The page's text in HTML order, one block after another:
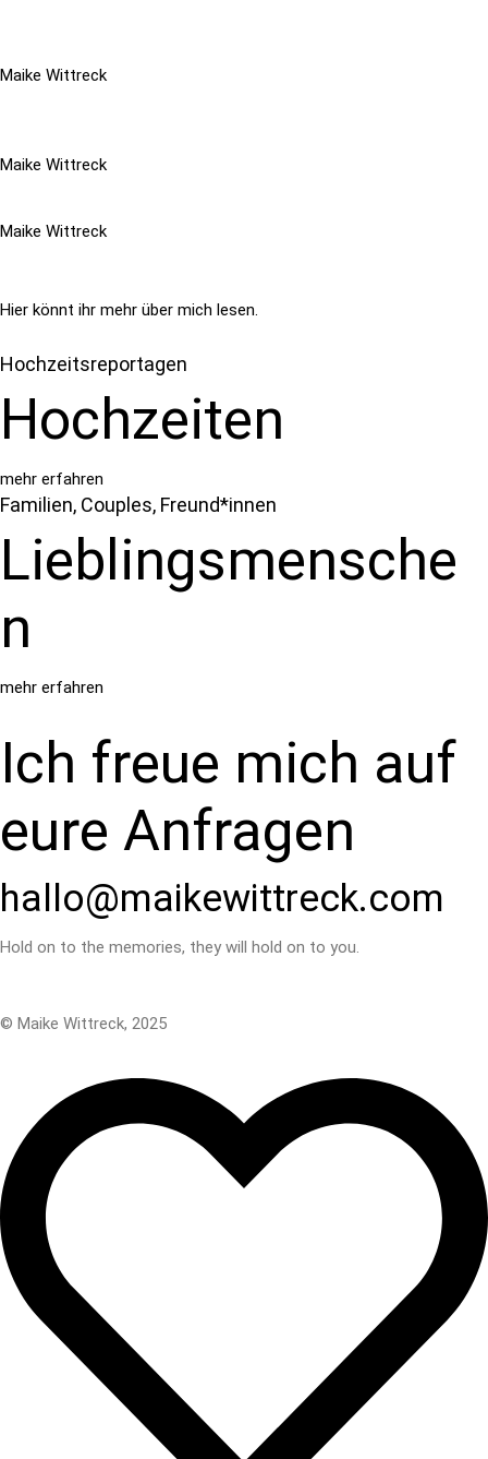
Maike Wittreck
Maike Wittreck
Maike Wittreck
Hier könnt ihr mehr über mich lesen.
Hochzeitsreportagen
Hochzeiten
mehr erfahren
Familien, Couples, Freund*innen
Lieblingsmensche
n
mehr erfahren
Ich freue mich auf
eure Anfragen
hallo@maikewittreck.com
Hold on to the memories, they will hold on to you.
© Maike Wittreck, 2025